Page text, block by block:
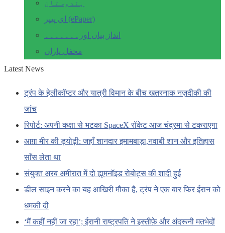
ہندوستان
ای پیپر (ePaper)
انداز بیاں اور۔۔۔۔۔۔۔
محفل یاراں
Latest News
ट्रंप के हेलीकॉप्टर और यात्री विमान के बीच खतरनाक नज़दीकी की
जांच
रिपोर्ट: अपनी कक्षा से भटका SpaceX रॉकेट आज चंद्रमा से टकराएगा
आग़ा मीर की ड्योढ़ी: जहाँ शानदार इमामबाड़ा,नवाबी शान और इतिहास
साँस लेता था
संयुक्त अरब अमीरात में दो ह्यूमनॉइड रोबोट्स की शादी हुई
डील साइन करने का यह आखिरी मौका है, ट्रंप ने एक बार फिर ईरान को
धमकी दी
‘मैं कहीं नहीं जा रहा’; ईरानी राष्ट्रपति ने इस्तीफ़े और अंदरूनी मतभेदों